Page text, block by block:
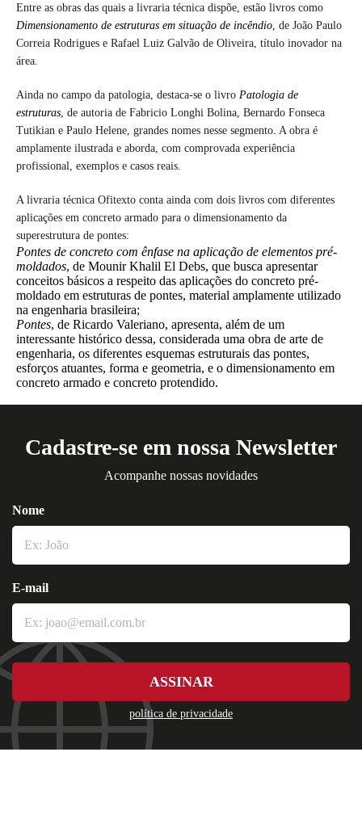
Entre as obras das quais a livraria técnica dispõe, estão livros como
Dimensionamento de estruturas em situação de incêndio, de João Paulo
Correia Rodrigues e Rafael Luiz Galvão de Oliveira, título inovador na
área.
Ainda no campo da patologia, destaca-se o livro Patologia de
estruturas, de autoria de Fabricio Longhi Bolina, Bernardo Fonseca
Tutikian e Paulo Helene, grandes nomes nesse segmento. A obra é
amplamente ilustrada e aborda, com comprovada experiência
profissional, exemplos e casos reais.
A livraria técnica Ofitexto conta ainda com dois livros com diferentes
aplicações em concreto armado para o dimensionamento da
superestrutura de pontes:
Pontes de concreto com ênfase na aplicação de elementos pré-
moldados, de Mounir Khalil El Debs, que busca apresentar
conceitos básicos a respeito das aplicações do concreto pré-
moldado em estruturas de pontes, material amplamente utilizado
na engenharia brasileira;
Pontes, de Ricardo Valeriano, apresenta, além de um
interessante histórico dessa, considerada uma obra de arte de
engenharia, os diferentes esquemas estruturais das pontes,
esforços atuantes, forma e geometria, e o dimensionamento em
concreto armado e concreto protendido.
Cadastre-se em nossa Newsletter
Acompanhe nossas novidades
política de privacidade
Nome
E-mail
ASSINAR